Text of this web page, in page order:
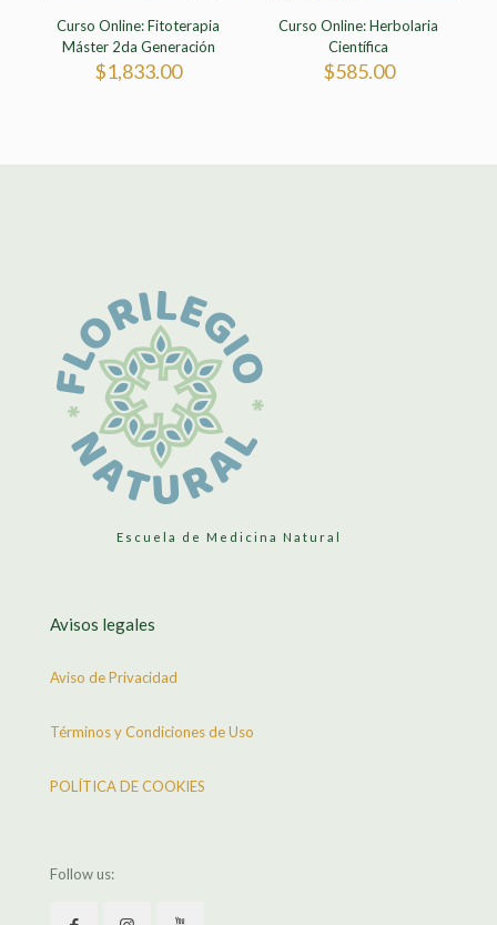
Curso Online: Fitoterapia
Máster 2da Generación
$1,833.00
Curso Online: Herbolaria
Científica
$585.00
Escuela de Medicina Natural
Avisos legales
Aviso de Privacidad
Términos y Condiciones de Uso
POLÍTICA DE COOKIES
Follow us: